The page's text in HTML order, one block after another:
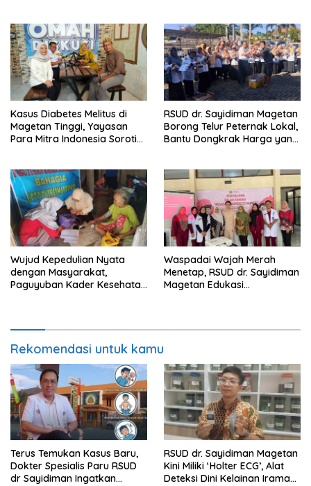
Kasus Diabetes Melitus di
Magetan Tinggi, Yayasan
Para Mitra Indonesia Soroti
RSUD dr. Sayidiman Magetan
Borong Telur Peternak Lokal,
Bantu Dongkrak Harga yang
Wujud Kepedulian Nyata
dengan Masyarakat,
Paguyuban Kader Kesehatan
Waspadai Wajah Merah
Menetap, RSUD dr. Sayidiman
Magetan Edukasi
Rekomendasi untuk kamu
Terus Temukan Kasus Baru,
Dokter Spesialis Paru RSUD
dr Sayidiman Ingatkan
RSUD dr. Sayidiman Magetan
Kini Miliki ‘Holter ECG’, Alat
Deteksi Dini Kelainan Irama